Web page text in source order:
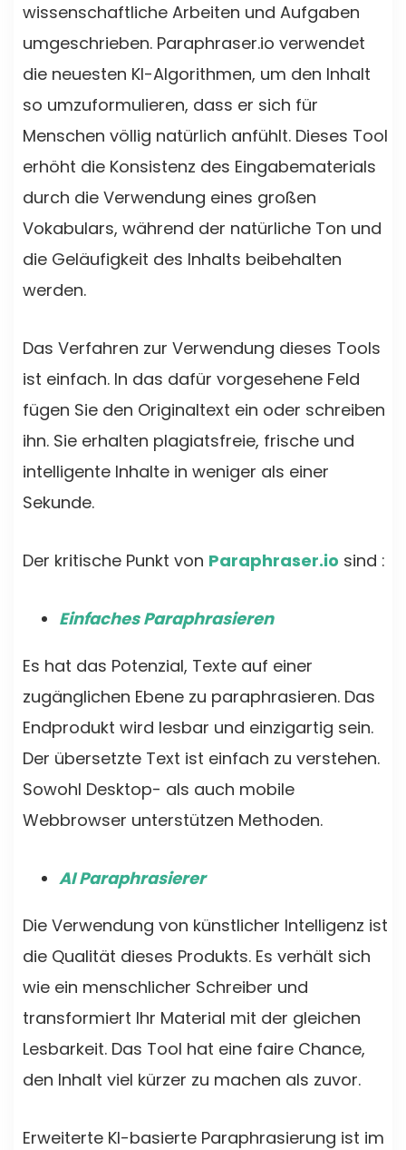
wissenschaftliche Arbeiten und Aufgaben
umgeschrieben. Paraphraser.io verwendet
die neuesten KI-Algorithmen, um den Inhalt
so umzuformulieren, dass er sich für
Menschen völlig natürlich anfühlt. Dieses Tool
erhöht die Konsistenz des Eingabematerials
durch die Verwendung eines großen
Vokabulars, während der natürliche Ton und
die Geläufigkeit des Inhalts beibehalten
werden.
Das Verfahren zur Verwendung dieses Tools
ist einfach. In das dafür vorgesehene Feld
fügen Sie den Originaltext ein oder schreiben
ihn. Sie erhalten plagiatsfreie, frische und
intelligente Inhalte in weniger als einer
Sekunde.
Der kritische Punkt von Paraphraser.io sind :
Einfaches Paraphrasieren
Es hat das Potenzial, Texte auf einer
zugänglichen Ebene zu paraphrasieren. Das
Endprodukt wird lesbar und einzigartig sein.
Der übersetzte Text ist einfach zu verstehen.
Sowohl Desktop- als auch mobile
Webbrowser unterstützen Methoden.
AI Paraphrasierer
Die Verwendung von künstlicher Intelligenz ist
die Qualität dieses Produkts. Es verhält sich
wie ein menschlicher Schreiber und
transformiert Ihr Material mit der gleichen
Lesbarkeit. Das Tool hat eine faire Chance,
den Inhalt viel kürzer zu machen als zuvor.
Erweiterte KI-basierte Paraphrasierung ist im